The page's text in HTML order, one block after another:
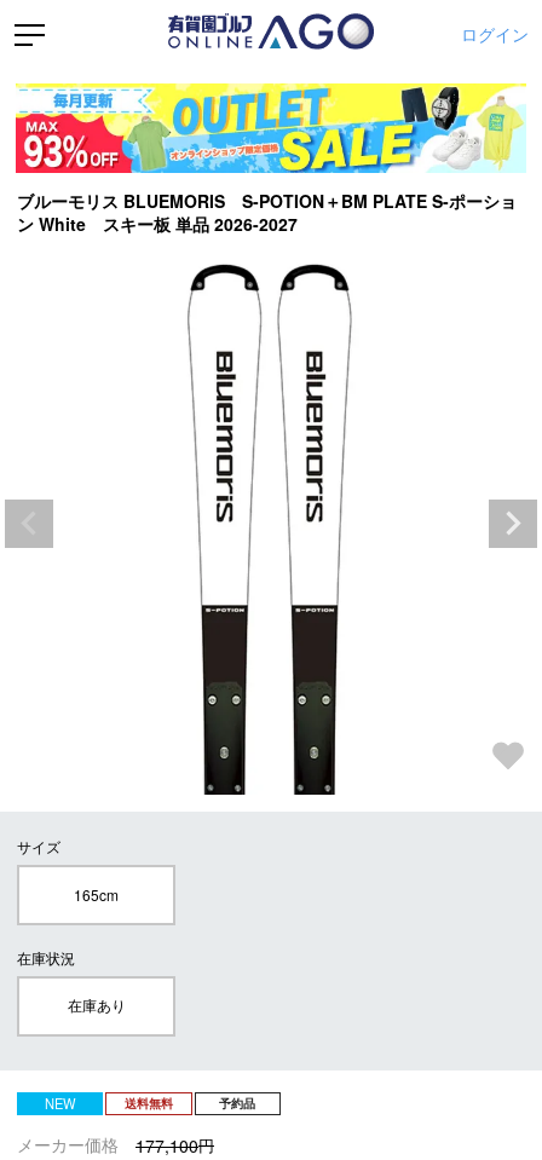
ログイン
ブルーモリス BLUEMORIS S-POTION＋BM PLATE S-ポーショ
ン White スキー板 単品 2026-2027
サイズ
165cm
在庫状況
在庫あり
NEW 送料無料 予約品
メーカー価格
177,100